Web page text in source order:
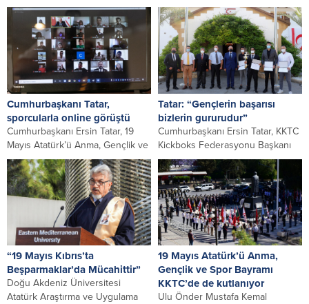
102’nci yıldönümü Girne’de...
liderlik yolunda ilerledikçe,
gençlerimize daha...
Cumhurbaşkanı Tatar,
sporcularla online görüştü
Cumhurbaşkanı Ersin Tatar, 19
Mayıs Atatürk’ü Anma, Gençlik ve
Spor Bayramı nedeniyle 33 spor
federasyonundan...
Tatar: “Gençlerin başarısı
bizlerin gururudur”
Cumhurbaşkanı Ersin Tatar, KKTC
Kickboks Federasyonu Başkanı
Niyazi Demirel ile milli sporcular
Azim Tanol, Doğan...
“19 Mayıs Kıbrıs’ta
Beşparmaklar’da Mücahittir”
Doğu Akdeniz Üniversitesi
Atatürk Araştırma ve Uygulama
19 Mayıs Atatürk’ü Anma,
Gençlik ve Spor Bayramı
KKTC’de de kutlanıyor
Ulu Önder Mustafa Kemal